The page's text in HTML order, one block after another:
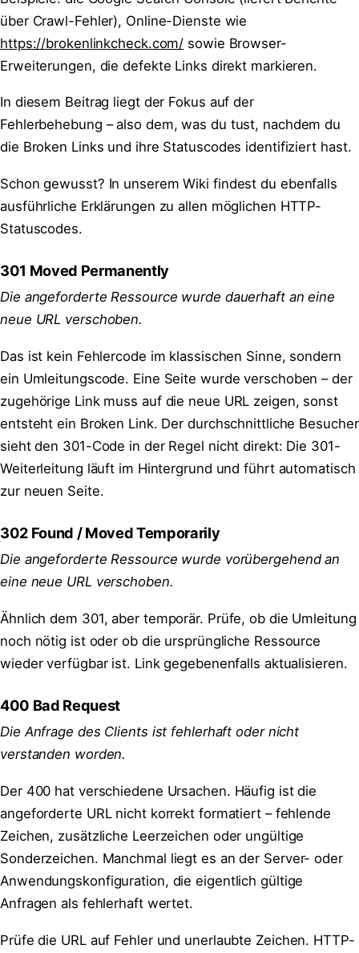
über Crawl-Fehler), Online-Dienste wie
https://brokenlinkcheck.com/ sowie Browser-
Erweiterungen, die defekte Links direkt markieren.
In diesem Beitrag liegt der Fokus auf der
Fehlerbehebung – also dem, was du tust, nachdem du
die Broken Links und ihre Statuscodes identifiziert hast.
Schon gewusst? In unserem Wiki findest du ebenfalls
ausführliche Erklärungen zu allen möglichen HTTP-
Statuscodes.
301 Moved Permanently
Die angeforderte Ressource wurde dauerhaft an eine
neue URL verschoben.
Das ist kein Fehlercode im klassischen Sinne, sondern
ein Umleitungscode. Eine Seite wurde verschoben – der
zugehörige Link muss auf die neue URL zeigen, sonst
entsteht ein Broken Link. Der durchschnittliche Besucher
sieht den 301-Code in der Regel nicht direkt: Die 301-
Weiterleitung läuft im Hintergrund und führt automatisch
zur neuen Seite.
302 Found / Moved Temporarily
Die angeforderte Ressource wurde vorübergehend an
eine neue URL verschoben.
Ähnlich dem 301, aber temporär. Prüfe, ob die Umleitung
noch nötig ist oder ob die ursprüngliche Ressource
wieder verfügbar ist. Link gegebenenfalls aktualisieren.
400 Bad Request
Die Anfrage des Clients ist fehlerhaft oder nicht
verstanden worden.
Der 400 hat verschiedene Ursachen. Häufig ist die
angeforderte URL nicht korrekt formatiert – fehlende
Zeichen, zusätzliche Leerzeichen oder ungültige
Sonderzeichen. Manchmal liegt es an der Server- oder
Anwendungskonfiguration, die eigentlich gültige
Anfragen als fehlerhaft wertet.
Prüfe die URL auf Fehler und unerlaubte Zeichen. HTTP-